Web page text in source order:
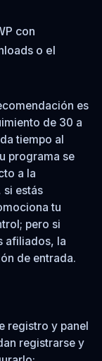
con
o el
es
de 30 a
tiempo al
programa se
a la
si estás
tu
pero si
afiliados, la
de entrada.
registro y panel
registrarse y